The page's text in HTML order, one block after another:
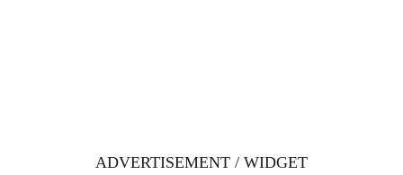
ADVERTISEMENT / WIDGET